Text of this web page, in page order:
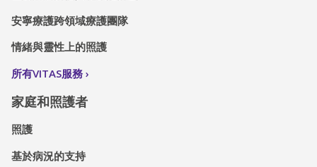
安寧療護跨領域療護團隊
情緒與靈性上的照護
所有VITAS服務
家庭和照護者
照護
基於病況的支持